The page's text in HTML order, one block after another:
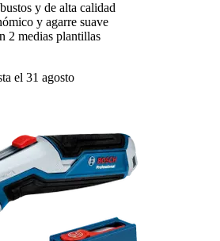
y de alta calidad
y agarre suave
2 medias plantillas
el 31 agosto